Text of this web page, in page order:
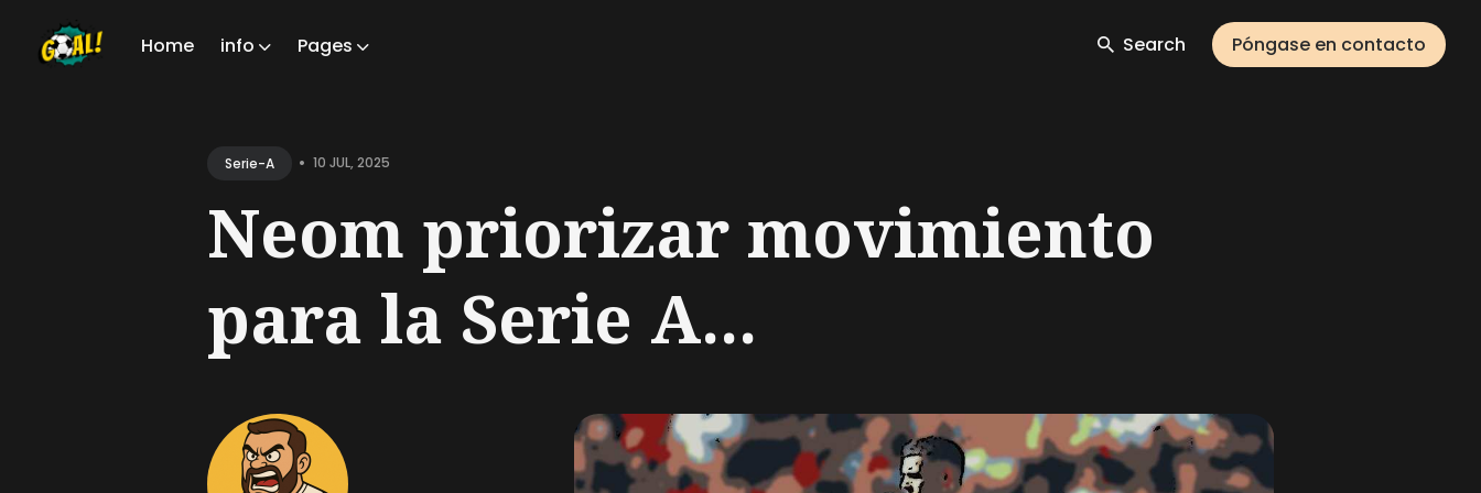
Home info Pages Search Póngase en contacto
Serie-A • 10 JUL, 2025
Neom priorizar movimiento
para la Serie A...